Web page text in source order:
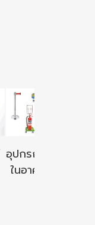
อุปกรณ์ใช้
ในอาคาร